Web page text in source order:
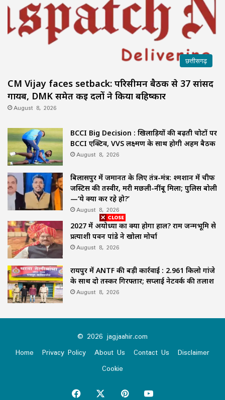
छत्तीसगढ़
CM Vijay faces setback: परिसीमन बैठक से 37 सांसद
गायब, DMK समेत कई दलों ने किया बहिष्कार
August 8, 2026
BCCI Big Decision : खिलाड़ियों की बढ़ती चोटों पर
BCCI एक्टिव, VVS लक्ष्मण के साथ होगी अहम बैठक
August 8, 2026
बिलासपुर में जमानत के लिए तंत्र-मंत्र: श्मशान में चीफ
जस्टिस की तस्वीर, मरी मछली-नींबू मिला; पुलिस बोली
—‘ये क्या कर रहे हो?’
August 8, 2026
2027 में अयोध्या का क्या होगा हाल? राम जन्मभूमि से
प्रत्याशी पवन पांडे ने खोला मोर्चा
August 8, 2026
रायपुर में ANTF की बड़ी कार्रवाई : 2.961 किलो गांजे
के साथ दो तस्कर गिरफ्तार; सप्लाई नेटवर्क की तलाश
August 8, 2026
© 2026 jagjaahir.com
Home
Privacy Policy About Us Contact Us
Disclaimer
Cookie
Facebook PinterestYouTube